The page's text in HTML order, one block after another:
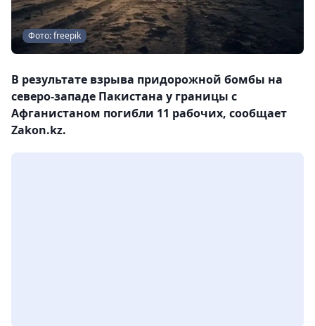
Фото: freepik
В результате взрыва придорожной бомбы на
северо-западе Пакистана у границы с
Афганистаном погибли 11 рабочих, сообщает
Zakon.kz.